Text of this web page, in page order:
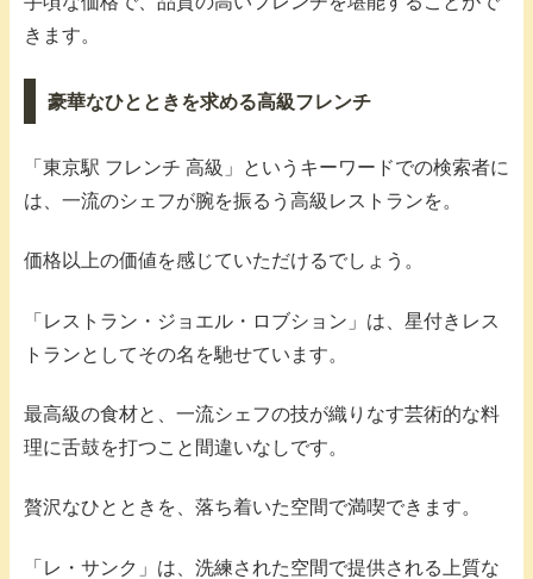
きます。
豪華なひとときを求める高級フレンチ
「東京駅 フレンチ 高級」というキーワードでの検索者に
は、一流のシェフが腕を振るう高級レストランを。
価格以上の価値を感じていただけるでしょう。
「レストラン・ジョエル・ロブション」は、星付きレス
トランとしてその名を馳せています。
最高級の食材と、一流シェフの技が織りなす芸術的な料
理に舌鼓を打つこと間違いなしです。
贅沢なひとときを、落ち着いた空間で満喫できます。
「レ・サンク」は、洗練された空間で提供される上質な